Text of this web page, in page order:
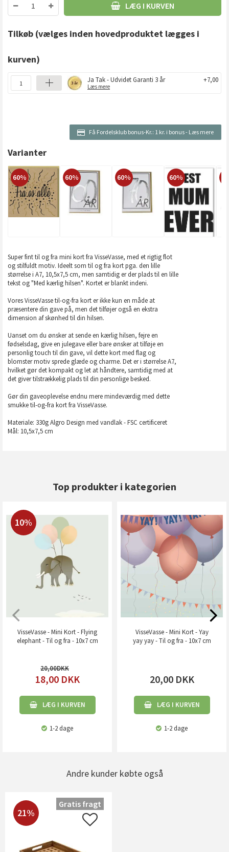
LÆG I KURVEN
Tilkøb (vælges inden hovedproduktet lægges i
kurven)
Ja Tak - Udvidet Garanti 3 år
Læs mere
+7,00
Få Fordelsklub bonus-Kr.: 1 kr. i bonus- Læs mere
Varianter
60% 60% 60% 60%
Super fint til og fra mini kort fra VisseVasse, med et rigtig flot
og stilfuldt motiv. Ideelt som til og fra kort pga. den lille
størrelse i A7, 10,5x7,5 cm, men samtidig er der plads til en lille
tekst og "Med kærlig hilsen". Kortet er blankt indeni.
Vores VisseVasse til-og-fra kort er ikke kun en måde at
præsentere din gave på, men det tilføjer også en ekstra
dimension af skønhed til din hilsen.
Uanset om du ønsker at sende en kærlig hilsen, fejre en
fødselsdag, give en julegave eller bare ønsker at tilføje en
personlig touch til din gave, vil dette kort med flag og
blomster motiv sprede glæde og charme. Det er i størrelse A7,
hvilket gør det kompakt og let at håndtere, samtidig med at
det giver tilstrækkelig plads til din personlige besked.
Gør din gaveoplevelse endnu mere mindeværdig med dette
smukke til-og-fra kort fra VisseVasse.
Materiale: 330g Algro Design med vandlak - FSC certificeret
Mål: 10,5x7,5 cm
Top produkter i kategorien
10%
VisseVasse - Mini Kort - Flying
elephant - Til og fra - 10x7 cm
20,00
18,00 DKK
LÆG I KURVEN
1-2 dage
VisseVasse - Mini Kort - Yay
yay yay - Til og fra - 10x7 cm
20,00 DKK
LÆG I KURVEN
1-2 dage
Andre kunder købte også
21%
Gratis fragt